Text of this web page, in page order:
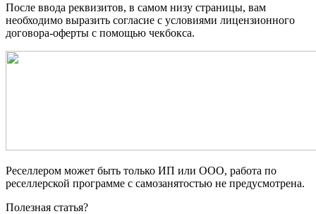
После ввода реквизитов, в самом низу страницы, вам
необходимо выразить согласие с условиями лицензионного
договора-оферты с помощью чекбокса.
Реселлером может быть только ИП или ООО, работа по
реселлерской программе с самозанятостью не предусмотрена.
Полезная статья?